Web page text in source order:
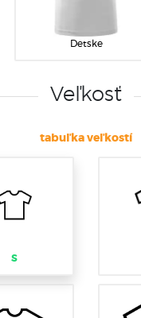
Detske
Veľkosť
tabuľka veľkostí
S